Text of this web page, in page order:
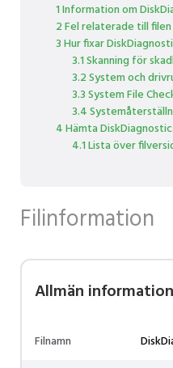
1 Information om
2 Fel relaterade till
3 Hur fixar
3.1 Skanning för
3.2 System och
3.3 System File
3.4
4 Hämta
4.1 Lista över
Filinformation
Allmän information
Filnamn